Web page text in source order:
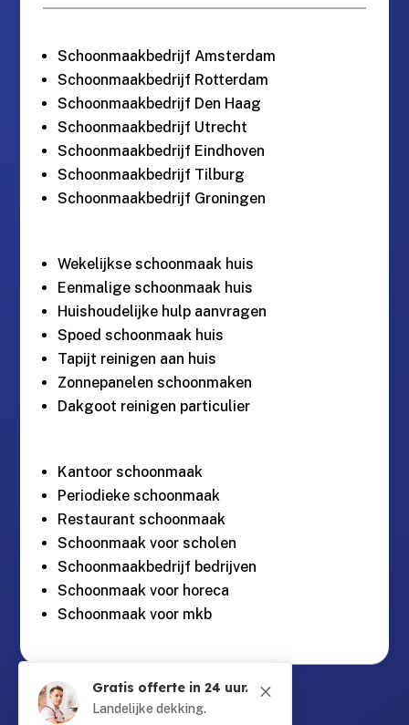
Schoonmaakbedrijf Amsterdam
Schoonmaakbedrijf Rotterdam
Schoonmaakbedrijf Den Haag
Schoonmaakbedrijf Utrecht
Schoonmaakbedrijf Eindhoven
Schoonmaakbedrijf Tilburg
Schoonmaakbedrijf Groningen
Wekelijkse schoonmaak huis
Eenmalige schoonmaak huis
Huishoudelijke hulp aanvragen
Spoed schoonmaak huis
Tapijt reinigen aan huis
Zonnepanelen schoonmaken
Dakgoot reinigen particulier
Kantoor schoonmaak
Periodieke schoonmaak
Restaurant schoonmaak
Schoonmaak voor scholen
Schoonmaakbedrijf bedrijven
Schoonmaak voor horeca
Schoonmaak voor mkb

Guntersteinweg 377,
2531KA Den Haag
M
Gratis offerte in 24 uur.
Landelijke dekking.